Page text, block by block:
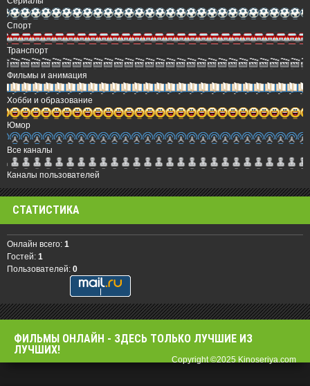
Спорт
Транспорт
Фильмы и анимация
Хобби и образование
Юмор
Все каналы
Каналы пользователей
СТАТИСТИКА
Онлайн всего: 1
Гостей: 1
Пользователей: 0
ФИЛЬМЫ OНЛАЙН - ЗДЕСЬ ТОЛЬКО ЛУЧШИЕ ИЗ
ЛУЧШИХ!
Copyright ©2025 Kinoseriya.com